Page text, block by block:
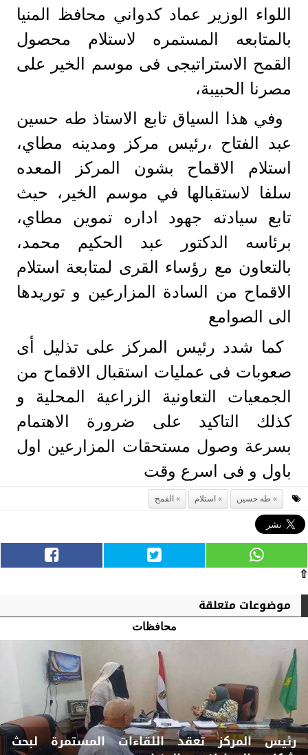
اللواء الوزير عماد كدواني محافظ المنيا
بالمتابعه المستمره لاستلام محصول
القمح الاستراتيجى فى موسم الخير على
مصرنا الحبيبة،
وفي هذا السياق تابع الاستاذ طه حسين
عبد الفتاح ،رئيس مركز ومدينه مطاي،
استلام الاقماح بشون المركز المعده
سلفا لاستقبالها في موسم الخير، حيث
تابع سيادته جهود اداره تموين مطاي،
برئاسه الدكتور عبد الحكيم محمد،
بالتعاون مع رؤساء القرى لمتابعة استلام
الاقماح من السادة المزارعين و توريدها
الى الصوامع
كما شدد رئيس المركز على تذليل أى
صعوبات فى عمليات استقبال الاقماح من
الجمعيات التعاونية الزراعية المحلية و
كذلك التاكيد على ضرورة الاهتمام
بسرعة وصول مستحقات المزارعين اول
باول و فى اسرع وقت
طه حسين استلام القمح
⇧
موضوعات متعلقة
محافظات
رئيس المركز تعقد اللقاءات المستمرة لبحث